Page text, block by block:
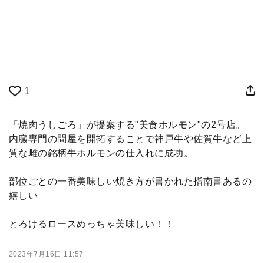
1
「焼肉うしごろ」が提案する"美食ホルモン"の2号店。
内臓専門の問屋を開拓することで神戸牛や佐賀牛など上
質な雌の銘柄牛ホルモンの仕入れに成功。
部位ごとの一番美味しい焼き方が書かれた指南書あるの
嬉しい
とろけるロースめっちゃ美味しい！！
2023年7月16日 11:57